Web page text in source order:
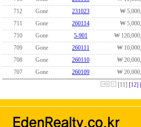
712
Gone 231023
₩
711
Gone 260114
₩
710
Gone 5-901
₩
709
Gone 260111
₩
708
Gone 260110
₩
707
Gone 260109
₩
[11] [12]